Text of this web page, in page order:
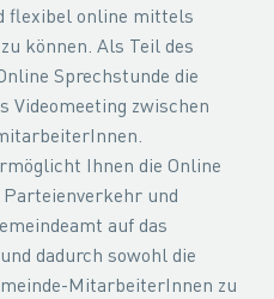
flexibel online mittels
können. Als Teil des
Sprechstunde die
Videomeeting zwischen
Ihnen die Online
und
auf das
dadurch sowohl die
MitarbeiterInnen zu